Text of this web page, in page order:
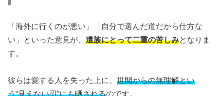
「海外に行くのが悪い」「自分で選んだ道だから仕方な
い」といった意見が、 遺族にとって二重の苦しみとなりま
す。
彼らは愛する人を失った上に、 世間からの無理解とい
う“見えない刃”にも晒されるのです。